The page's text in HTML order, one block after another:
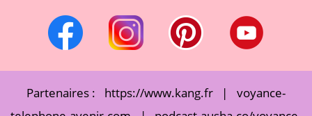
Partenaires : https://www.kang.fr |
voyance-